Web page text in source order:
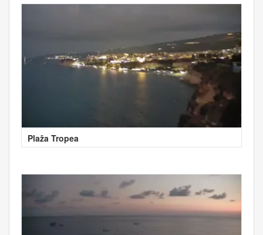
Plaža Tropea